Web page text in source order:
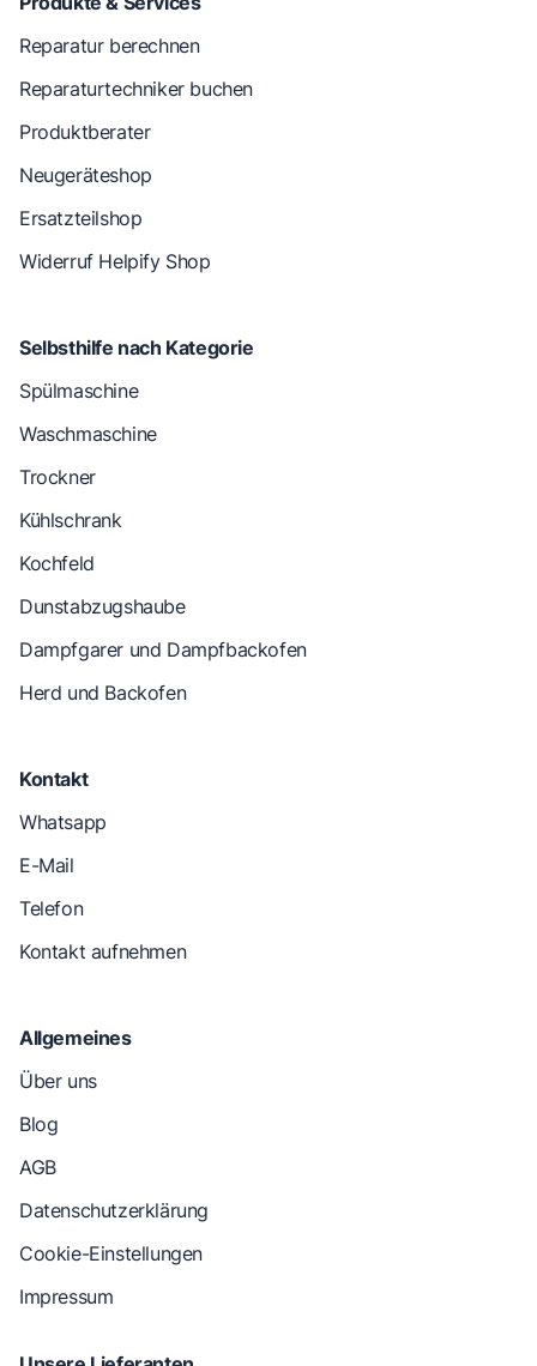
Reparatur berechnen
Reparaturtechniker buchen
Produktberater
Neugeräteshop
Ersatzteilshop
Widerruf Helpify Shop
Selbsthilfe nach Kategorie
Spülmaschine
Waschmaschine
Trockner
Kühlschrank
Kochfeld
Dunstabzugshaube
Dampfgarer und Dampfbackofen
Herd und Backofen
Kontakt
Whatsapp
E-Mail
Telefon
Kontakt aufnehmen
Allgemeines
Über uns
Blog
AGB
Datenschutzerklärung
Cookie-Einstellungen
Impressum